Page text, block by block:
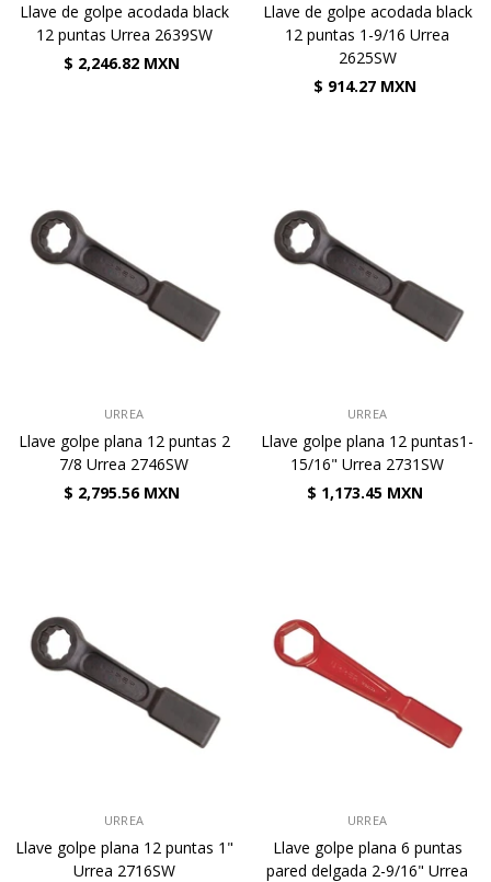
Llave de golpe acodada black
12 puntas Urrea 2639SW
$ 2,246.82 MXN
Llave de golpe acodada black
12 puntas 1-9/16 Urrea
2625SW
$ 914.27 MXN
URREA
Llave golpe plana 12 puntas 2
7/8 Urrea 2746SW
$ 2,795.56 MXN
URREA
Llave golpe plana 12 puntas1-
15/16" Urrea 2731SW
$ 1,173.45 MXN
URREA
Llave golpe plana 12 puntas 1"
Urrea 2716SW
URREA
Llave golpe plana 6 puntas
pared delgada 2-9/16" Urrea